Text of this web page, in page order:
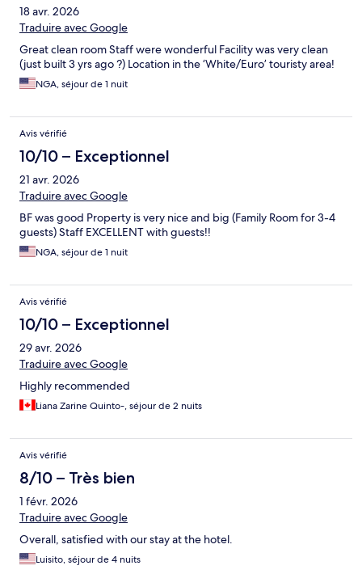
18 avr. 2026
Traduire avec Google
Great clean room Staff were wonderful Facility was very clean
(just built 3 yrs ago ?) Location in the ‘White/Euro’ touristy area!
NGA, séjour de 1 nuit
Avis vérifié
10/10 – Exceptionnel
21 avr. 2026
Traduire avec Google
BF was good Property is very nice and big (Family Room for 3-4
guests) Staff EXCELLENT with guests!!
NGA, séjour de 1 nuit
Avis vérifié
10/10 – Exceptionnel
29 avr. 2026
Traduire avec Google
Highly recommended
Liana Zarine Quinto-, séjour de 2 nuits
Avis vérifié
8/10 – Très bien
1 févr. 2026
Traduire avec Google
Overall, satisfied with our stay at the hotel.
Luisito, séjour de 4 nuits